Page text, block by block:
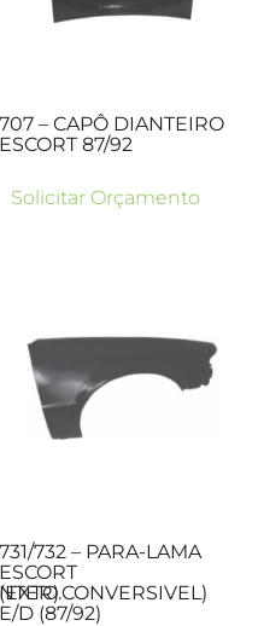
707 – CAPÔ DIANTEIRO
ESCORT 87/92
Solicitar Orçamento
731/732 – PARA-LAMA
ESCORT
(EXTO.CONVERSIVEL)
E/D (87/92)